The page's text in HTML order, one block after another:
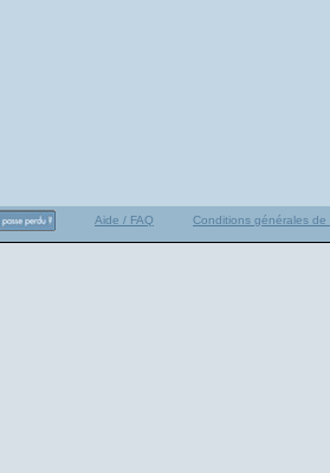
Aide / FAQ Conditions générales de